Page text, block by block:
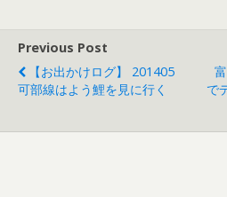
Previous Post
【お出かけログ】 201405
可部線はよう鯉を見に行く
で